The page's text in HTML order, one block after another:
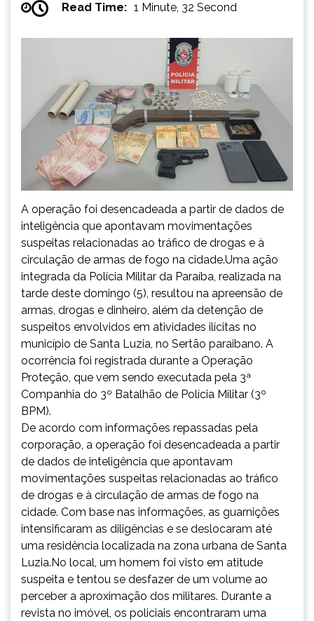
Read Time: 1 Minute, 32 Second
A operação foi desencadeada a partir de dados de
inteligência que apontavam movimentações
suspeitas relacionadas ao tráfico de drogas e à
circulação de armas de fogo na cidade.Uma ação
integrada da Polícia Militar da Paraíba, realizada na
tarde deste domingo (5), resultou na apreensão de
armas, drogas e dinheiro, além da detenção de
suspeitos envolvidos em atividades ilícitas no
município de Santa Luzia, no Sertão paraibano. A
ocorrência foi registrada durante a Operação
Proteção, que vem sendo executada pela 3ª
Companhia do 3º Batalhão de Polícia Militar (3º
BPM).
De acordo com informações repassadas pela
corporação, a operação foi desencadeada a partir
de dados de inteligência que apontavam
movimentações suspeitas relacionadas ao tráfico
de drogas e à circulação de armas de fogo na
cidade. Com base nas informações, as guarnições
intensificaram as diligências e se deslocaram até
uma residência localizada na zona urbana de Santa
Luzia.No local, um homem foi visto em atitude
suspeita e tentou se desfazer de um volume ao
perceber a aproximação dos militares. Durante a
revista no imóvel, os policiais encontraram uma